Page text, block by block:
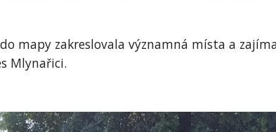
mapy zakreslovala významná místa a
Mlynařici.